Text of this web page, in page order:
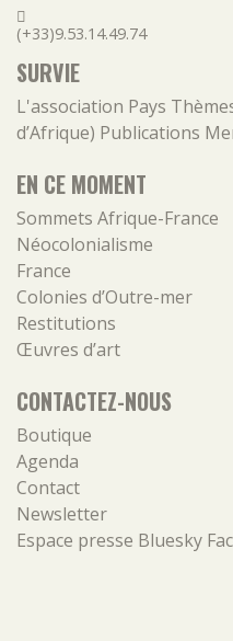
(+33)9.53.14.49.74
SURVIE
L'association Pays
d’Afrique) Publications
EN CE MOMENT
Sommets Afrique-France
Néocolonialisme
France
Colonies d’Outre-mer
Restitutions
Œuvres d’art
CONTACTEZ-NOUS
Boutique
Agenda
Contact
Newsletter
Espace presse Bluesky